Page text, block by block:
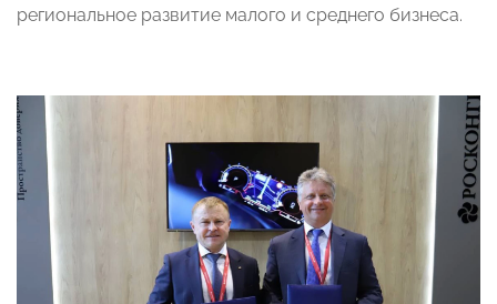
региональное развитие малого и среднего бизнеса.